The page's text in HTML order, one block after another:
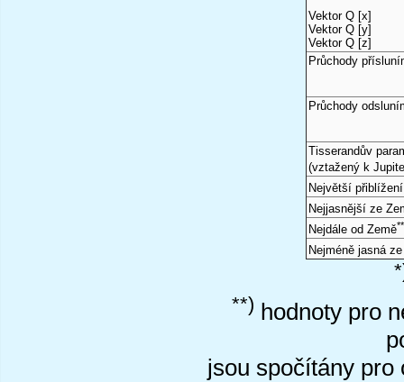
Vektor Q [x]
Vektor Q [y]
Vektor Q [z]
Průchody
Průchody
Tisserandův
(vztažený k
Největší
Nejjasnější ze
Nejdále od Země
Nejméně jasná
**) hodnoty pro
jsou spočítány pro